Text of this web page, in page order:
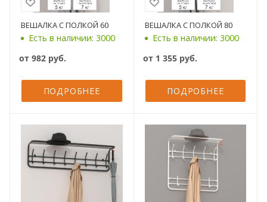
ВЕШАЛКА С ПОЛКОЙ 60
Есть в наличии: 3000
от 982 руб.
ПОДРОБНЕЕ
ВЕШАЛКА С ПОЛКОЙ 80
Есть в наличии: 3000
от 1 355 руб.
ПОДРОБНЕЕ